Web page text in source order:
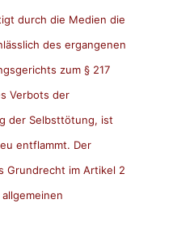
durch die Medien die
des ergangenen
zum § 217
Verbots der
der Selbsttötung, ist
entflammt. Der
Grundrecht im Artikel 2